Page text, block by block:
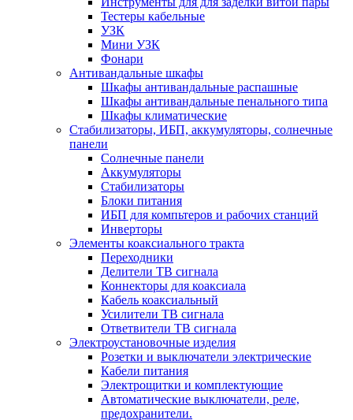
Тестеры кабельные
УЗК
Мини УЗК
Фонари
Антивандальные шкафы
Шкафы антивандальные распашные
Шкафы антивандальные пенального типа
Шкафы климатические
Стабилизаторы, ИБП, аккумуляторы, солнечные
панели
Солнечные панели
Аккумуляторы
Стабилизаторы
Блоки питания
ИБП для компьтеров и рабочих станций
Инверторы
Элементы коаксиального тракта
Переходники
Делители ТВ сигнала
Коннекторы для коаксиала
Кабель коаксиальный
Усилители ТВ сигнала
Ответвители ТВ сигнала
Электроустановочные изделия
Розетки и выключатели электрические
Кабели питания
Электрощитки и комплектующие
Автоматические выключатели, реле,
предохранители.